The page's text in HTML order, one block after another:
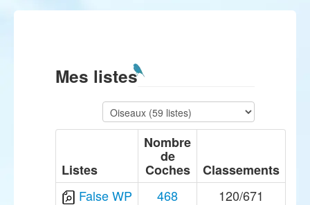
Mes listes
Listes
Nombre
de
Coches
Classements
False WP
468 120/671